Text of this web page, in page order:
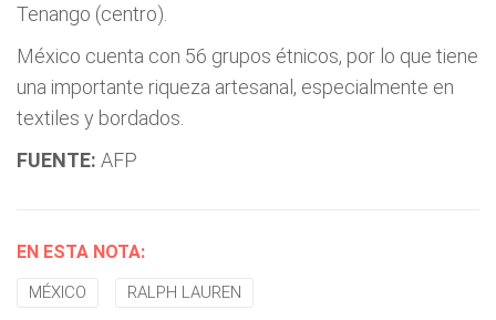
Tenango (centro).
México cuenta con 56 grupos étnicos, por lo que tiene
una importante riqueza artesanal, especialmente en
textiles y bordados.
FUENTE: AFP
EN ESTA NOTA:
MÉXICO RALPH LAUREN